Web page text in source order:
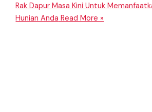
Rak Dapur Masa Kini Untuk
Hunian Anda Read More »